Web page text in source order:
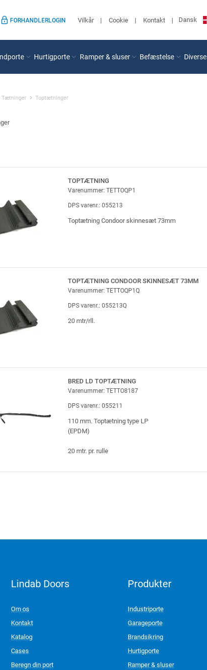
FORHANDLERLOGIN Vilkår Cookie Kontakt Dansk
Hurtigporte Ramper & sluser Befæstelse Diverse
Tætninger Toptætninger
TOPTÆTNING
Varenummer: TETTOQP1
DPS varenr.: 055213
Toptætning Condoor skinnesæt 73mm
TOPTÆTNING CONDOOR SKINNESÆT 73MM
Varenummer: TETTOQP1Q
DPS varenr.: 055213Q
20 mtr/rll.
BRED LD TOPTÆTNING
Varenummer: TETTO8187
DPS varenr.: 055211
110 mm. Toptætning type LP
(EPDM)
20 mtr. pr. rulle
Lindab Doors
Om os
Kontakt
Katalog
Cases
Beregn din port
Produkter
Industriporte
Garageporte
Brandsikring
Hurtigporte
Ramper & sluser